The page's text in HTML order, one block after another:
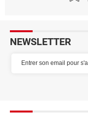
NEWSLETTER